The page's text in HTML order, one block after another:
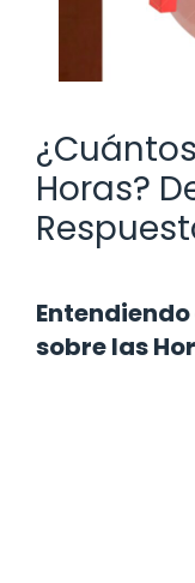
Horas?
sobre las